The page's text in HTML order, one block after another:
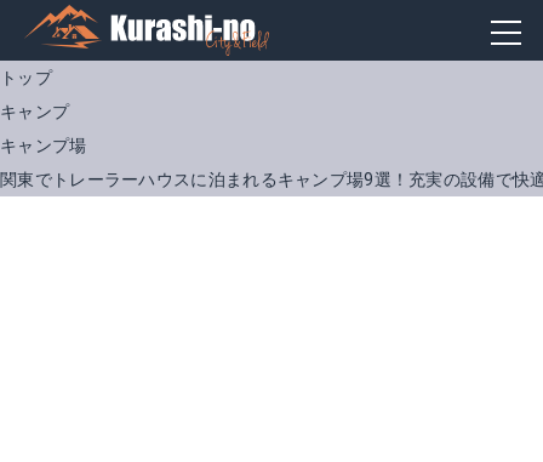
トップ
キャンプ
キャンプ場
関東でトレーラーハウスに泊まれるキャンプ場9選！充実の設備で快